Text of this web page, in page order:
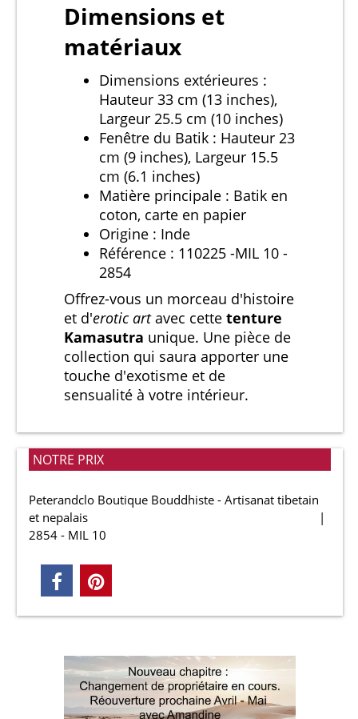
Dimensions et
matériaux
Dimensions extérieures :
Hauteur 33 cm (13 inches),
Largeur 25.5 cm (10 inches)
Fenêtre du Batik : Hauteur 23
cm (9 inches), Largeur 15.5
cm (6.1 inches)
Matière principale : Batik en
coton, carte en papier
Origine : Inde
Référence : 110225 -MIL 10 -
2854
Offrez-vous un morceau d'histoire
et d'erotic artavec cette tenture
Kamasutra unique. Une pièce de
collection qui saura apporter une
touche d'exotisme et de
sensualité à votre intérieur.
NOTRE PRIX
Peterandclo Boutique Bouddhiste - Artisanat tibetain
et nepalais
2854 - MIL 10